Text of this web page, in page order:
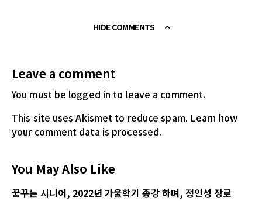
HIDE COMMENTS
Leave a comment
You must be logged in to leave a comment.
This site uses Akismet to reduce spam. Learn how
your comment data is processed.
You May Also Like
꿈꾸는 시니어, 2022년 가울학기 종강 하며, 정인성 장로